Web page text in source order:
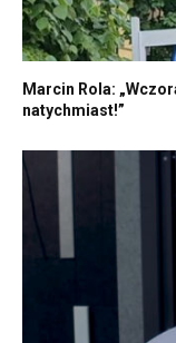
Marcin Rola:
natychmiast!”